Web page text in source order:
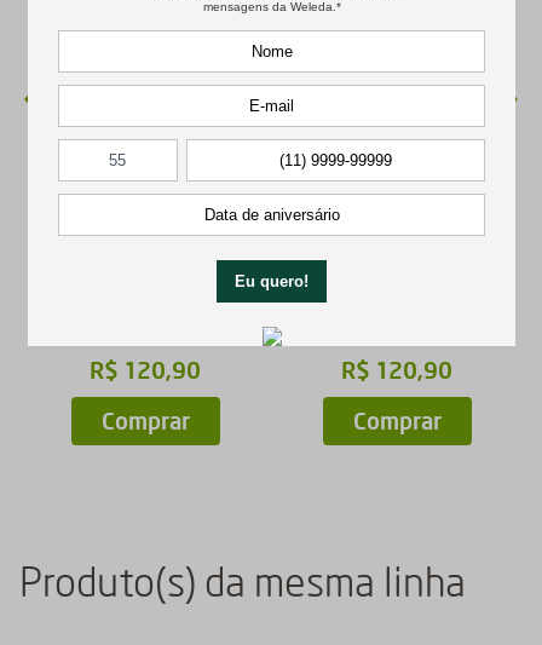
Skin Food Light 75ml
R$ 120,90
Comprar
Skin Food Clássico 75ml
R$ 120,90
Comprar
Produto(s) da mesma linha